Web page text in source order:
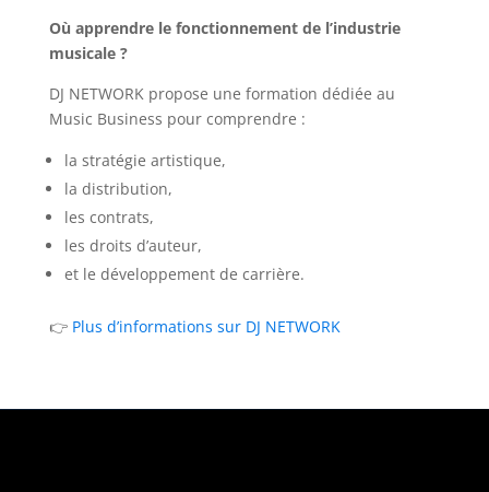
Où apprendre le fonctionnement de l’industrie
musicale ?
DJ NETWORK propose une formation dédiée au
Music Business pour comprendre :
la stratégie artistique,
la distribution,
les contrats,
les droits d’auteur,
et le développement de carrière.
👉 Plus d’informations sur DJ NETWORK